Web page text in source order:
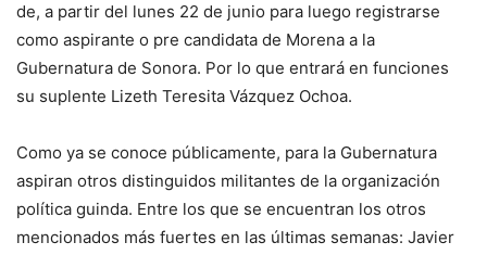
de, a partir del lunes 22 de junio para luego registrarse
como aspirante o pre candidata de Morena a la
Gubernatura de Sonora. Por lo que entrará en funciones
su suplente Lizeth Teresita Vázquez Ochoa.
Como ya se conoce públicamente, para la Gubernatura
aspiran otros distinguidos militantes de la organización
política guinda. Entre los que se encuentran los otros
mencionados más fuertes en las últimas semanas: Javier